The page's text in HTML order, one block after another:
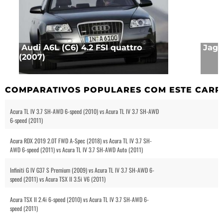
Audi A6L (C6) 4.2 FSI quattro
(2007)
COMPARATIVOS POPULARES COM ESTE
Acura TL IV 3.7 SH-AWD 6-speed (2010) vs Acura TL IV 3.7 SH-AWD
6-speed (2011)
Acura RDX 2019 2.0T FWD A-Spec (2018) vs Acura TL IV 3.7 SH-
AWD 6-speed (2011) vs Acura TL IV 3.7 SH-AWD Auto (2011)
Infiniti G IV G37 S Premium (2009) vs Acura TL IV 3.7 SH-AWD 6-
speed (2011) vs Acura TSX II 3.5i V6 (2011)
Acura TSX II 2.4i 6-speed (2010) vs Acura TL IV 3.7 SH-AWD 6-
speed (2011)